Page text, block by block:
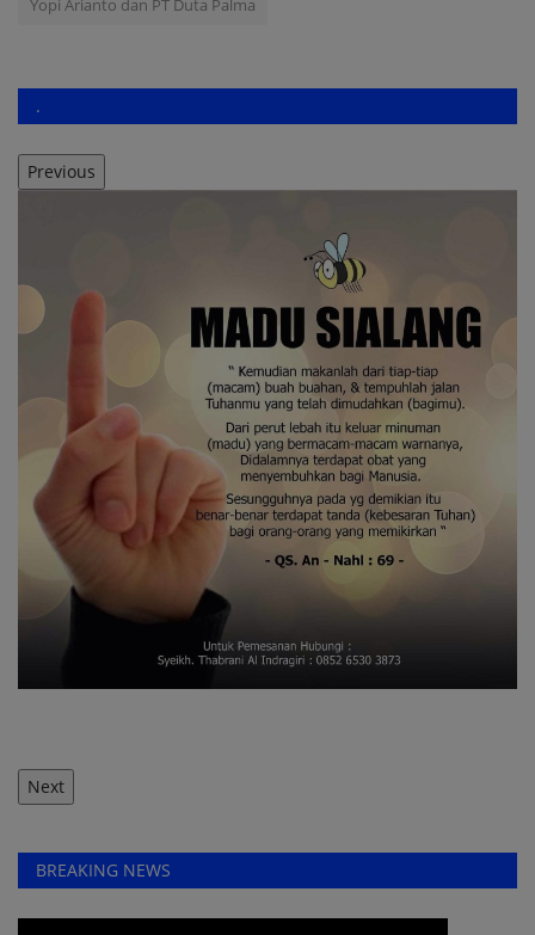
Yopi Arianto dan PT Duta Palma
.
Previous
Next
BREAKING NEWS